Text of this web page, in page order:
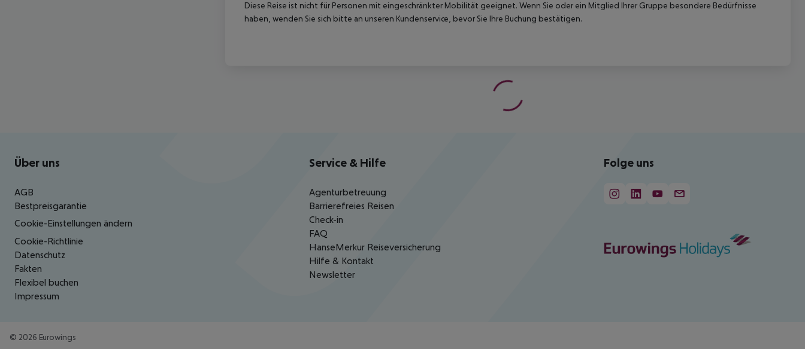
Diese Reise ist nicht für Personen mit eingeschränkter Mobilität geeignet. Wenn Sie oder ein Mitglied Ihrer Gruppe besondere Bedürfnisse
haben, wenden Sie sich bitte an unseren Kundenservice, bevor Sie Ihre Buchung bestätigen.
Footer navigation
Über uns
AGB
Bestpreisgarantie
Cookie-Einstellungen ändern
Cookie-Richtlinie
Datenschutz
Fakten
Flexibel buchen
Impressum
Service & Hilfe
Agenturbetreuung
Barrierefreies Reisen
Check-in
FAQ
HanseMerkur Reiseversicherung
Hilfe & Kontakt
Newsletter
Folge uns
© 2026 Eurowings